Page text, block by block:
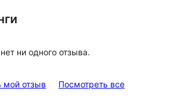
ни одного отзыва.
мой отзыв Посмотреть всеотзывы